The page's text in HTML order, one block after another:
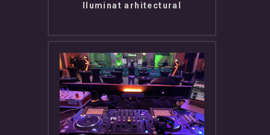
Iluminat arhitectural